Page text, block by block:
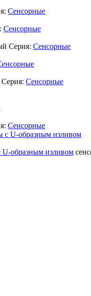
Сенсорные
Сенсорные
Серия: Сенсорные
Серия: Сенсорные
Сенсорные
U-образным изливом